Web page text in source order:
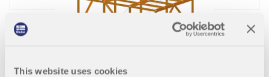
This website uses cookies